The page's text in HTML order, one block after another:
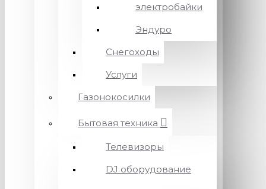
электробайки
Эндуро
Снегоходы
Услуги
Газонокосилки
Бытовая техника
Телевизоры
DJ оборудование